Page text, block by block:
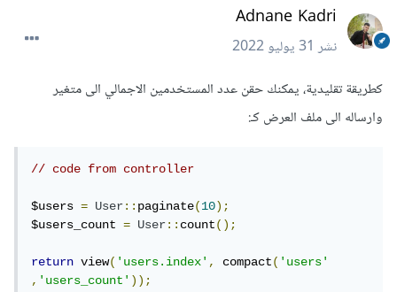
Adnane Kadri
نشر31 يوليو 2022
كطريقة تقليدية، يمكنك حقن عدد المستخدمين الاجمالي الى متغير
وارساله الى ملف العرض كـ:
// code from controller
$users = User::paginate(10);
$users_count = User::count();
return view('users.index', compact('users'
,'users_count'));